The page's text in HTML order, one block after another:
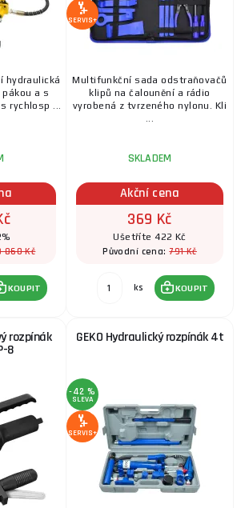
Sada rozpínacích polštářků PB-1
ks KOUPIT 871 Kč
hydraulická
a s
rychlosp ...
860 Kč
KOUPIT
SERVIS+
Multifunkční sada odstraňovačů
klipů na čalounění a rádio
vyrobená z tvrzeného nylonu. Kli
...
SKLADEM
Akční cena
369 Kč
Ušetříte 422 Kč
Původní cena:791 Kč
ks KOUPIT
rozpínák
8
GEKO Hydraulický rozpínák 4t
-42 %
SLEVA
SERVIS+